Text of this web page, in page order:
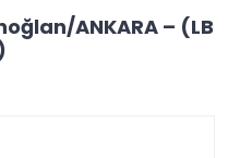
ANKARA – (LB